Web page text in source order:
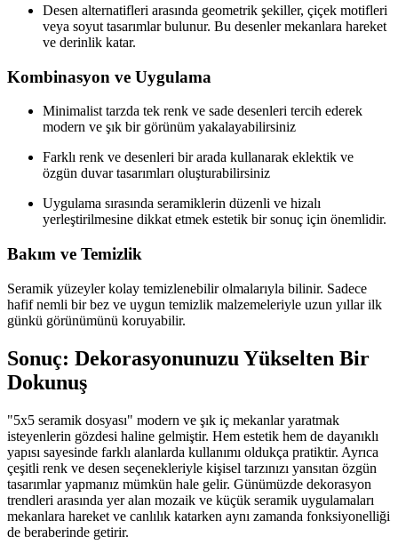
Desen alternatifleri arasında geometrik şekiller, çiçek motifleri
veya soyut tasarımlar bulunur. Bu desenler mekanlara hareket
ve derinlik katar.
Kombinasyon ve Uygulama
Minimalist tarzda tek renk ve sade desenleri tercih ederek
modern ve şık bir görünüm yakalayabilirsiniz
Farklı renk ve desenleri bir arada kullanarak eklektik ve
özgün duvar tasarımları oluşturabilirsiniz
Uygulama sırasında seramiklerin düzenli ve hizalı
yerleştirilmesine dikkat etmek estetik bir sonuç için önemlidir.
Bakım ve Temizlik
Seramik yüzeyler kolay temizlenebilir olmalarıyla bilinir. Sadece
hafif nemli bir bez ve uygun temizlik malzemeleriyle uzun yıllar ilk
günkü görünümünü koruyabilir.
Sonuç: Dekorasyonunuzu Yükselten Bir
Dokunuş
"5x5 seramik dosyası" modern ve şık iç mekanlar yaratmak
isteyenlerin gözdesi haline gelmiştir. Hem estetik hem de dayanıklı
yapısı sayesinde farklı alanlarda kullanımı oldukça pratiktir. Ayrıca
çeşitli renk ve desen seçenekleriyle kişisel tarzınızı yansıtan özgün
tasarımlar yapmanız mümkün hale gelir. Günümüzde dekorasyon
trendleri arasında yer alan mozaik ve küçük seramik uygulamaları
mekanlara hareket ve canlılık katarken aynı zamanda fonksiyonelliği
de beraberinde getirir.